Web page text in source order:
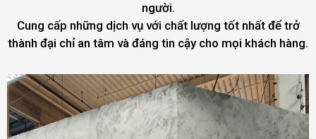
người.
Cung cấp những dịch vụ với chất lượng tốt nhất để trở
thành đại chỉ an tâm và đáng tin cậy cho mọi khách hàng.